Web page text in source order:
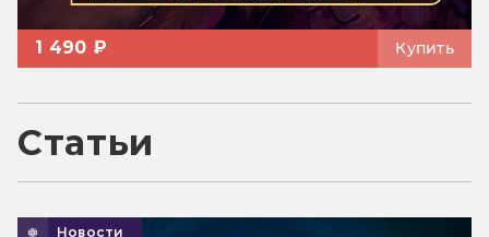
1 490 ₽ Купить
Статьи
Новости